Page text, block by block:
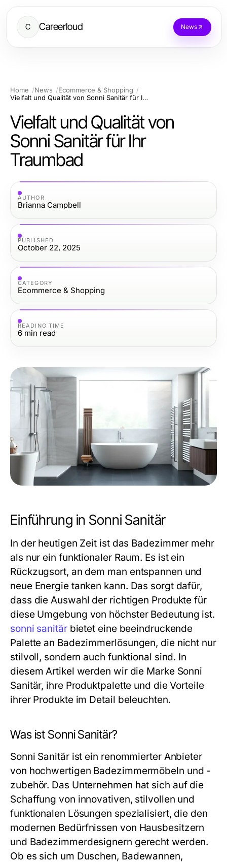
C Careerloud News
Home News
Ecommerce & Shopping
Vielfalt und Qualität von Sonni Sanitär für Ihr Traumbad
Vielfalt und Qualität von
Sonni Sanitär für Ihr
Traumbad
AUTHOR
Brianna Campbell
PUBLISHED
October 22, 2025
CATEGORY
Ecommerce & Shopping
READING TIME
6 min read
Einführung in Sonni Sanitär
In der heutigen Zeit ist das Badezimmer mehr
als nur ein funktionaler Raum. Es ist ein
Rückzugsort, an dem man entspannen und
neue Energie tanken kann. Das sorgt dafür,
dass die Auswahl der richtigen Produkte für
diese Umgebung von höchster Bedeutung ist.
sonni sanitärbietet eine beeindruckende
Palette an Badezimmerlösungen, die nicht nur
stilvoll, sondern auch funktional sind. In
diesem Artikel werden wir die Marke Sonni
Sanitär, ihre Produktpalette und die Vorteile
ihrer Produkte im Detail beleuchten.
Was ist Sonni Sanitär?
Sonni Sanitär ist ein renommierter Anbieter
von hochwertigen Badezimmermöbeln und -
zubehör. Das Unternehmen hat sich auf die
Schaffung von innovativen, stilvollen und
funktionalen Lösungen spezialisiert, die den
modernen Bedürfnissen von Hausbesitzern
und Badezimmerdesignern gerecht werden.
Ob es sich um Duschen, Badewannen,